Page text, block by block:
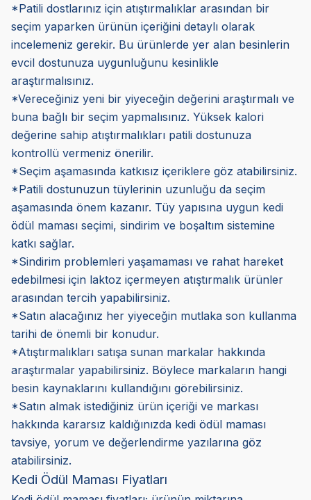
*Patili dostlarınız için atıştırmalıklar arasından bir
seçim yaparken ürünün içeriğini detaylı olarak
incelemeniz gerekir. Bu ürünlerde yer alan besinlerin
evcil dostunuza uygunluğunu kesinlikle
araştırmalısınız.
*Vereceğiniz yeni bir yiyeceğin değerini araştırmalı ve
buna bağlı bir seçim yapmalısınız. Yüksek kalori
değerine sahip atıştırmalıkları patili dostunuza
kontrollü vermeniz önerilir.
*Seçim aşamasında katkısız içeriklere göz atabilirsiniz.
*Patili dostunuzun tüylerinin uzunluğu da seçim
aşamasında önem kazanır. Tüy yapısına uygun kedi
ödül maması seçimi, sindirim ve boşaltım sistemine
katkı sağlar.
*Sindirim problemleri yaşamaması ve rahat hareket
edebilmesi için laktoz içermeyen atıştırmalık ürünler
arasından tercih yapabilirsiniz.
*Satın alacağınız her yiyeceğin mutlaka son kullanma
tarihi de önemli bir konudur.
*Atıştırmalıkları satışa sunan markalar hakkında
araştırmalar yapabilirsiniz. Böylece markaların hangi
besin kaynaklarını kullandığını görebilirsiniz.
*Satın almak istediğiniz ürün içeriği ve markası
hakkında kararsız kaldığınızda kedi ödül maması
tavsiye, yorum ve değerlendirme yazılarına göz
atabilirsiniz.
Kedi Ödül Maması Fiyatları